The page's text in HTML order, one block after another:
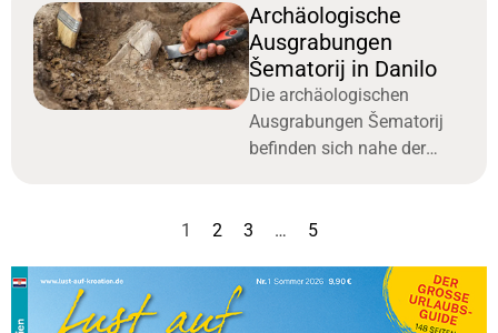
Archäologische
Ausgrabungen
Šematorij in Danilo
Die archäologischen
Ausgrabungen Šematorij
befinden sich nahe der
Denkmalschutz.
1 2 3 … 5